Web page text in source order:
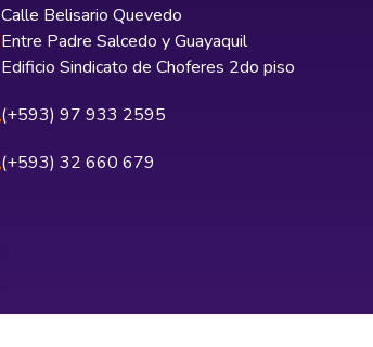
Calle Belisario Quevedo
Entre Padre Salcedo y Guayaquil
Edificio Sindicato de Choferes 2do piso
(+593) 97 933 2595
(+593) 32 660 679